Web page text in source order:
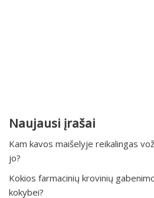
Naujausi įrašai
Kam kavos maišelyje reikalingas
jo?
Kokios farmacinių krovinių
kokybei?